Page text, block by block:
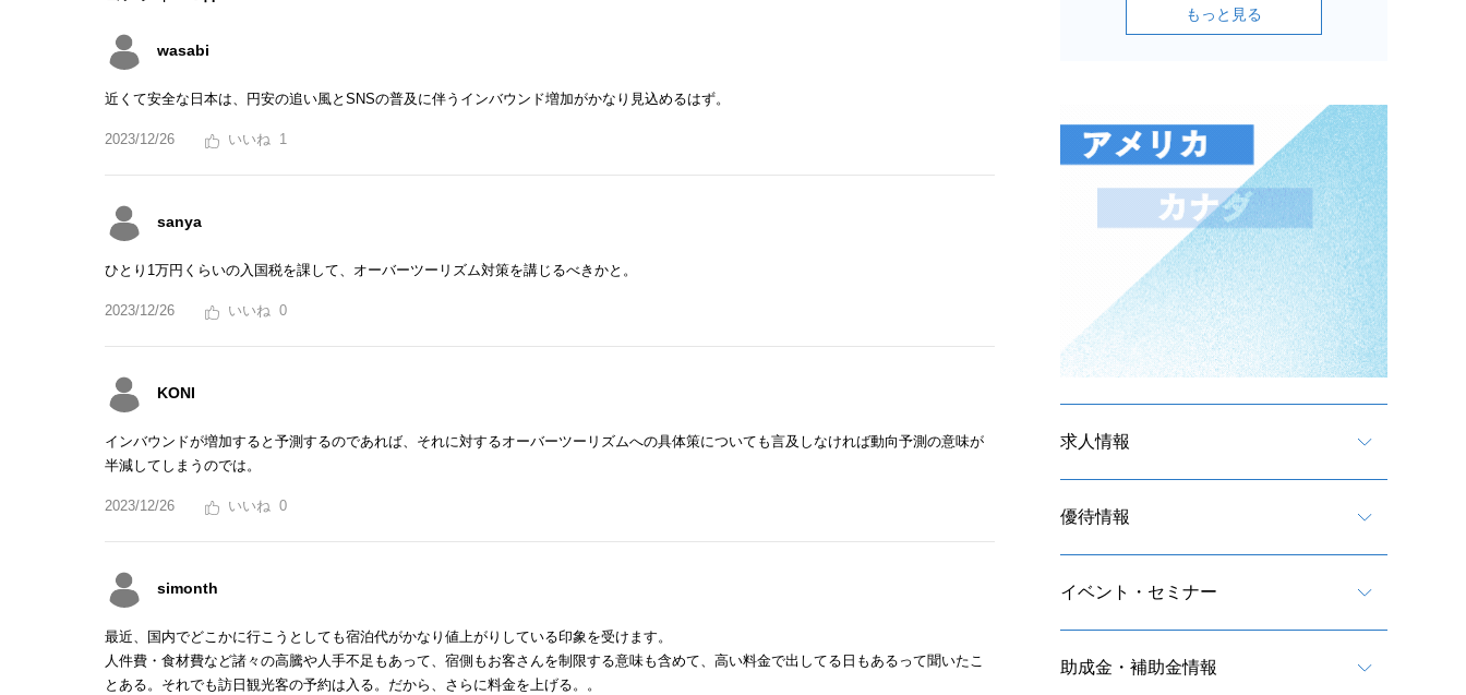
wasabi
近くて安全な日本は、円安の追い風とSNSの普及に伴うインバウンド増加がかなり見込めるはず。
2023/12/26 1
sanya
ひとり1万円くらいの入国税を課して、オーバーツーリズム対策を講じるべきかと。
2023/12/26 0
KONI
インバウンドが増加すると予測するのであれば、それに対するオーバーツーリズムへの具体策についても言及しなければ動向予測の意味が
半減してしまうのでは。
2023/12/26 0
simonth
最近、国内でどこかに行こうとしても宿泊代がかなり値上がりしている印象を受けます。
人件費・食材費など諸々の高騰や人手不足もあって、宿側もお客さんを制限する意味も含めて、高い料金で出してる日もあるって聞いたこ
とある。それでも訪日観光客の予約は入る。だから、さらに料金を上げる。。
もっと見る
求人情報
優待情報
イベント・セミナー
助成金・補助金情報